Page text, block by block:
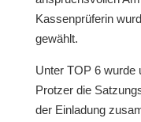
Kassenprüferin
gewählt.
Unter TOP 6 wurde
Protzer die
der Einladung